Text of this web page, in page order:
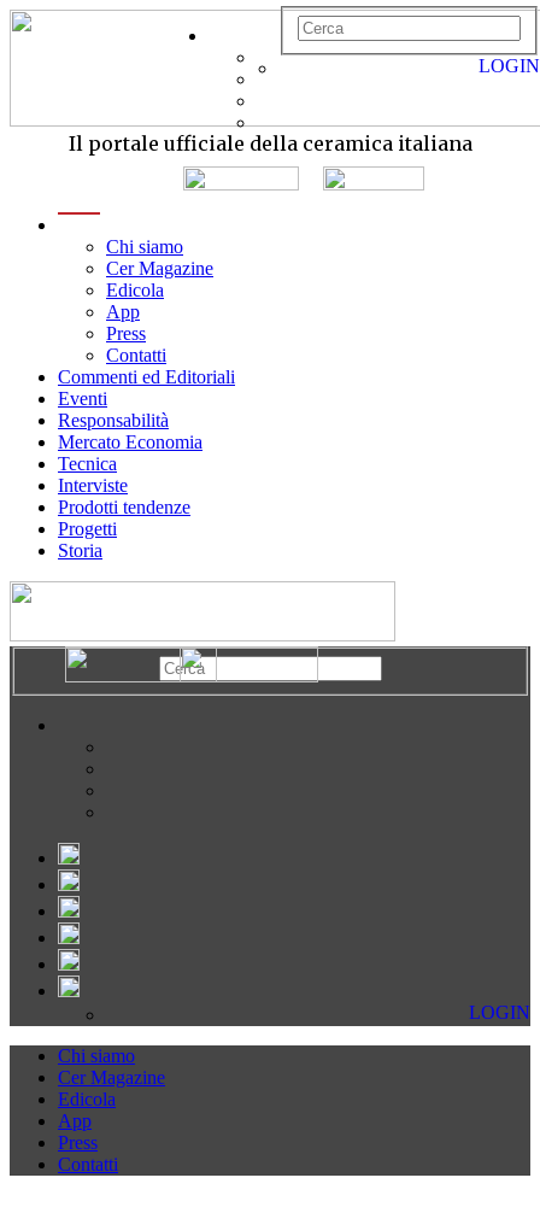
Il portale ufficiale della ceramica italiana
Chi siamo
Cer Magazine
Edicola
App
Press
Contatti
Commenti ed Editoriali
Eventi
Responsabilità
Mercato Economia
Tecnica
Interviste
Prodotti tendenze
Progetti
Storia
LOGIN
LOGIN
Chi siamo
Cer Magazine
Edicola
App
Press
Contatti